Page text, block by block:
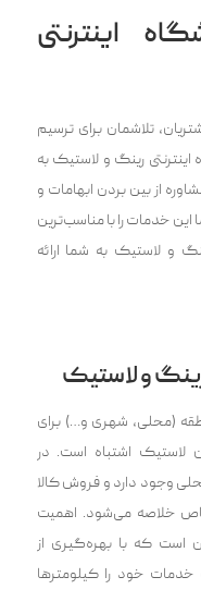
اینترنتی
تلاشمان برای ترسیم
رینگ و لاستیک به
از بین بردن ابهامات و
خدمات را با مناسب‌ترین
لاستیک به شما ارائه
و لاستیک
(محلی، شهری و…) برای
اشتباه است. در
وجود دارد و فروش کالا
خلاصه می‌شود. اهمیت
است که با بهره‌گیری از
خدمات خود را کیلومترها